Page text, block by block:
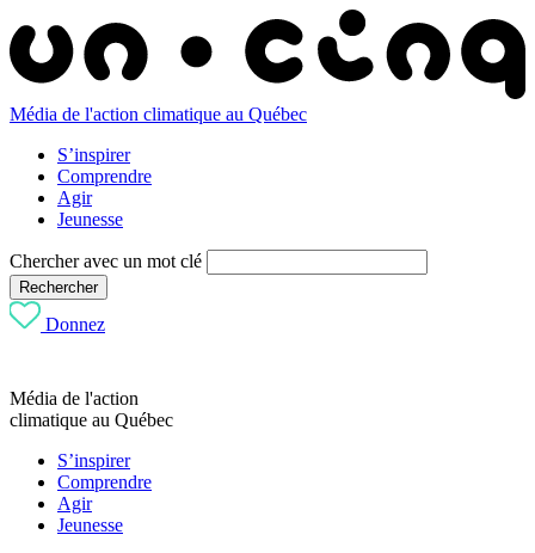
Média de l'action climatique au Québec
S’inspirer
Comprendre
Agir
Jeunesse
Chercher avec un mot clé
Rechercher
Donnez
Média de l'action
climatique au Québec
S’inspirer
Comprendre
Agir
Jeunesse